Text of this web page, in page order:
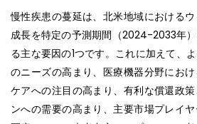
慢性疾患の蔓延は、北米地域における
成長を特定の予測期間（2024-2033年
る主な要因の1つです。これに加えて、
のニーズの高まり、医療機器分野にお
ケアへの注目の高まり、有利な償還政
ンへの需要の高まり、主要市場プレイヤ